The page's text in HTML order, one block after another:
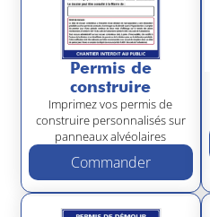
Permis de
construire
Imprimez vos permis de
construire personnalisés sur
panneaux alvéolaires
Commander